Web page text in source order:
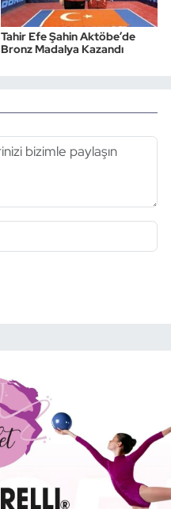
Tahir Efe Şahin Aktöbe’de
Bronz Madalya Kazandı